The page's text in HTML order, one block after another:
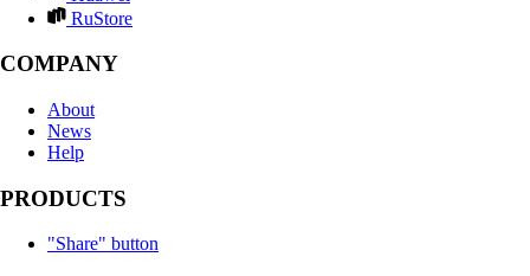
RuStore
COMPANY
About
News
Help
PRODUCTS
"Share" button